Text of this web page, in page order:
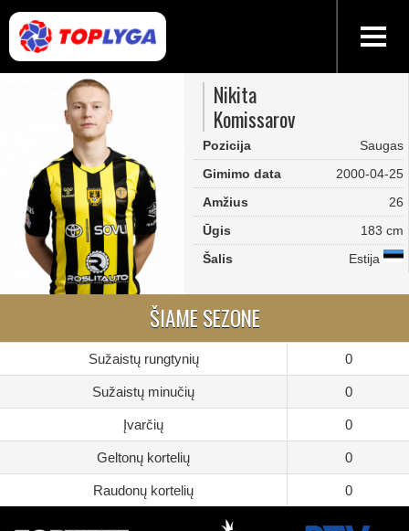
Nikita
Komissarov
Pozicija
Saugas
Gimimo data
2000-04-25
Amžius
26
Ūgis
183 cm
Šalis
Estija
ŠIAME SEZONE
Sužaistų rungtynių 0
Sužaistų minučių 0
Įvarčių 0
Geltonų kortelių 0
Raudonų kortelių 0